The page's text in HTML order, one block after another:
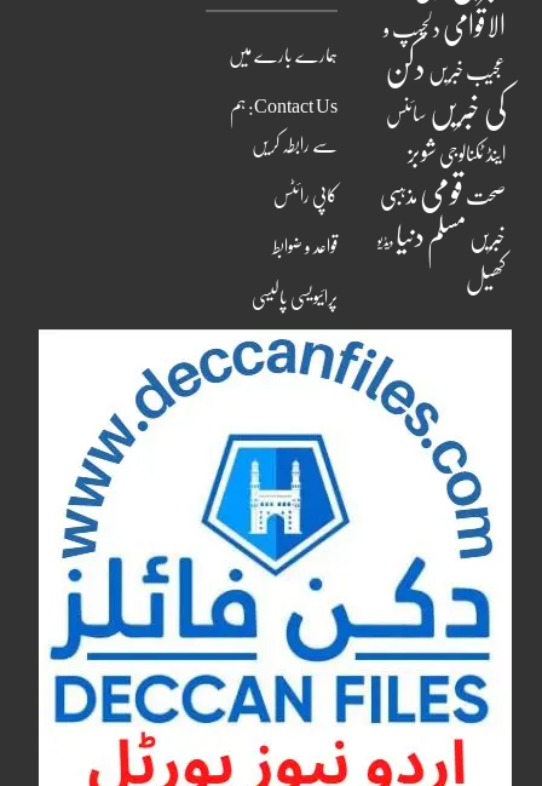
الاقوامی دلچسپ و
عجیب خبریں دکن
کی خبریں سائنس
اینڈ ٹکنالوجی شوبز
صحت قومی مذہبی
خبریں مسلم دنیا ویڈیو
کھیل
ہمارے بارے میں
Contact Us: ہم
سے رابطہ کریں
کاپی رائٹس
قواعد و ضوابط
پرائیویسی پالیسی